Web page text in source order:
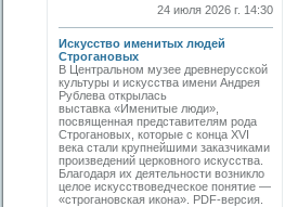
24 июля 2026 г. 14:30
Искусство именитых людей
Строгановых
В Центральном музее древнерусской
культуры и искусства имени Андрея
Рублева открылась
выставка «Именитые люди»,
посвященная представителям рода
Строгановых, которые с конца XVI
века стали крупнейшими заказчиками
произведений церковного искусства.
Благодаря их деятельности возникло
целое искусствоведческое понятие —
«строгановская икона». PDF-версия.